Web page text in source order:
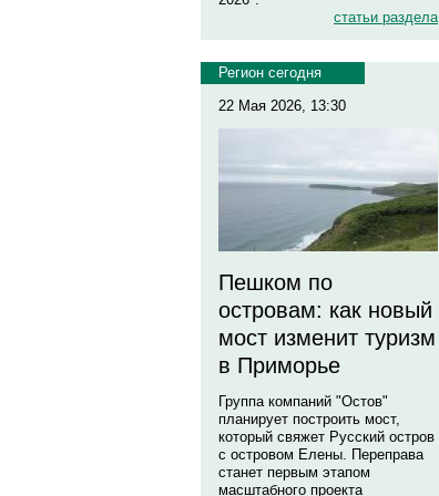
статьи раздела
Регион сегодня
22 Мая 2026, 13:30
Пешком по
островам: как новый
мост изменит туризм
в Приморье
Группа компаний "Остов"
планирует построить мост,
который свяжет Русский остров
с островом Елены. Переправа
станет первым этапом
масштабного проекта